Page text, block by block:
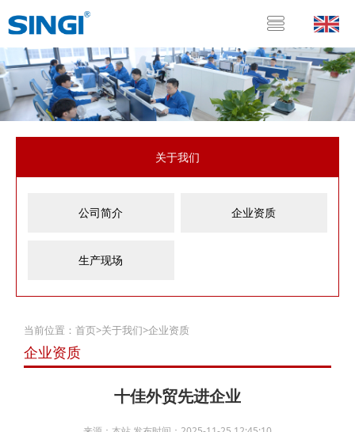
关于我们
公司简介 企业资质
生产现场
当前位置： 首页>关于我们>企业资质
企业资质
十佳外贸先进企业